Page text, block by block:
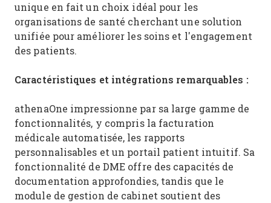
unique en fait un choix idéal pour les
organisations de santé cherchant une solution
unifiée pour améliorer les soins et l'engagement
des patients.
Caractéristiques et intégrations remarquables :
athenaOne impressionne par sa large gamme de
fonctionnalités, y compris la facturation
médicale automatisée, les rapports
personnalisables et un portail patient intuitif. Sa
fonctionnalité de DME offre des capacités de
documentation approfondies, tandis que le
module de gestion de cabinet soutient des